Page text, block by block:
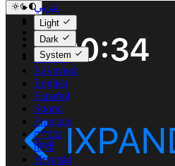
عربي
Català
Čeština
Dansk
Deutsch
Ελληνικά
English
Español
Suomi
Français
עברית
हिन्दी
Hrvatski
Light
Dark
System